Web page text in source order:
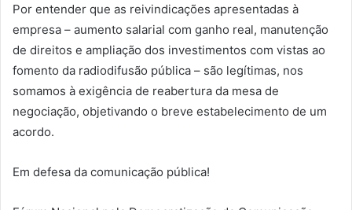
Por entender que as reivindicações apresentadas à
empresa – aumento salarial com ganho real, manutenção
de direitos e ampliação dos investimentos com vistas ao
fomento da radiodifusão pública – são legítimas, nos
somamos à exigência de reabertura da mesa de
negociação, objetivando o breve estabelecimento de um
acordo.
Em defesa da comunicação pública!